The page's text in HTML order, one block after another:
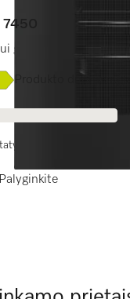
garuose, kepimui,
Label Flag,
per 14 - 28 dienas
Palyginkite